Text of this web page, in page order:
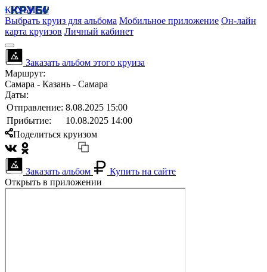
КРУБИСС
Выбрать круиз для альбома Мобильное приложение Он-лайн
карта круизов Личный кабинет
Заказать альбом этого круиза
Маршрут:
Самара - Казань - Самара
Даты:
Отправление: 8.08.2025 15:00
Прибытие:
10.08.2025 14:00
Поделиться круизом
Заказать альбом
Купить на сайте
Открыть в приложении